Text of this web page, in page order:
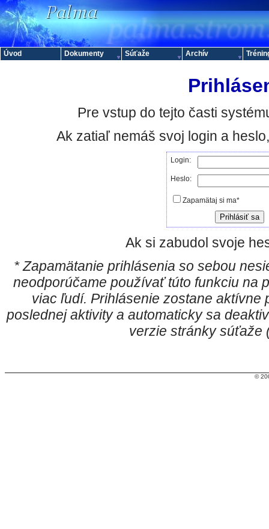
Pre vstup do tejto časti
Ak zatiaľ nemáš svoj login a
Login:
Heslo:
Zapamätaj si ma*
Ak si zabudol svoje
* Zapamätanie prihlásenia so sebou
neodporúčame používať túto funkciu na
viac ľudí. Prihlásenie zostane aktívne
poslednej aktivity a automaticky sa
verzie stránky súťaže
©
Úvod Dokumenty Súťaže Archív